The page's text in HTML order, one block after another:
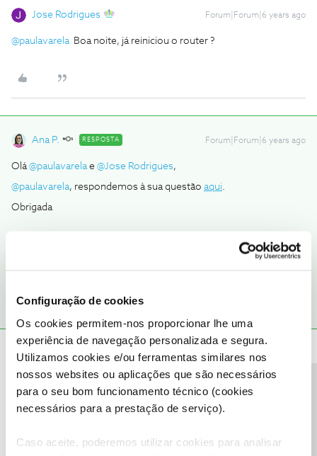
Configuração de cookies
Os cookies permitem-nos proporcionar lhe uma
experiência de navegação personalizada e segura.
Utilizamos cookies e/ou ferramentas similares nos
nossos websites ou aplicações que são necessários
para o seu bom funcionamento técnico (cookies
necessários para a prestação de serviço).
Caso aceite, poderemos utilizar cookies para analisar
Jose Rodrigues Forum|Forum|6 years ago
@paulavarelaBoa noite, já reiniciou o router ?
Ana P. RESPOSTA Forum|Forum|6 years ago
Olá@paulavarelae @Jose Rodrigues,
@paulavarela, respondemos à sua questão aqui.
Obrigada
Ajude a comunidade a encontrar informação relevante. Marque
M Marco alexandre tavares matos Forum|Forum|6 years ago
Ola boa noite nao tanho 2mb de net como posso aumentar tanho
router novo mas minha net e lenta goataria que me ajudassem.